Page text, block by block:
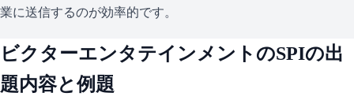
業に送信するのが効率的です。
ビクターエンタテインメント のSPIの出
題内容と例題